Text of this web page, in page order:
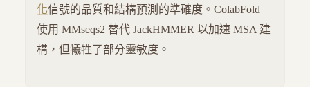
化信號的品質和結構預測的準確度。ColabFold
使用 MMseqs2 替代 JackHMMER 以加速 MSA 建
構，但犧牲了部分靈敏度。